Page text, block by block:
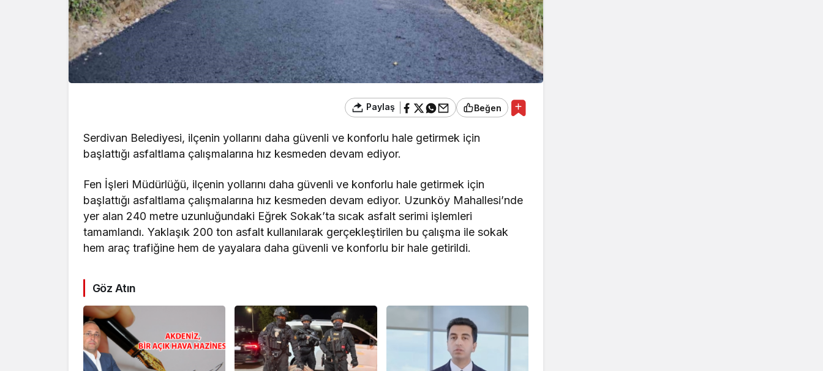
Paylaş Beğen
Serdivan Belediyesi, ilçenin yollarını daha güvenli ve konforlu hale getirmek için
başlattığı asfaltlama çalışmalarına hız kesmeden devam ediyor.
Fen İşleri Müdürlüğü, ilçenin yollarını daha güvenli ve konforlu hale getirmek için
başlattığı asfaltlama çalışmalarına hız kesmeden devam ediyor. Uzunköy Mahallesi’nde
yer alan 240 metre uzunluğundaki Eğrek Sokak’ta sıcak asfalt serimi işlemleri
tamamlandı. Yaklaşık 200 ton asfalt kullanılarak gerçekleştirilen bu çalışma ile sokak
hem araç trafiğine hem de yayalara daha güvenli ve konforlu bir hale getirildi.
Göz Atın